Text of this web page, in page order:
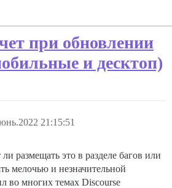
при обновлении
и десктоп)
21:15:51
размещать это в разделе багов или
мелочью и незначительной
во многих темах Discourse